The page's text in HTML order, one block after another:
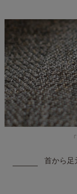
首から足